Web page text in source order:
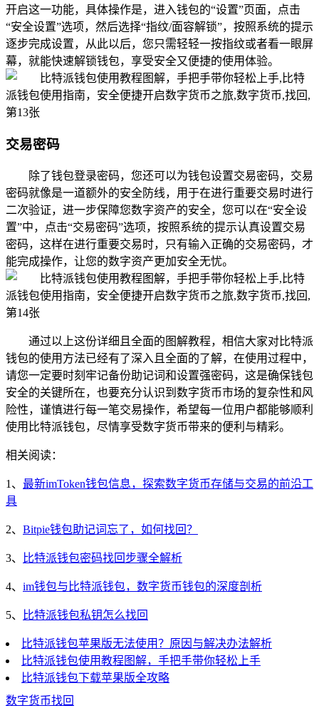
开启这一功能，具体操作是，进入钱包的“设置”页面，点击
“安全设置”选项，然后选择“指纹/面容解锁”，按照系统的提示
逐步完成设置，从此以后，您只需轻轻一按指纹或者看一眼屏
幕，就能快速解锁钱包，享受安全又便捷的使用体验。
交易密码
除了钱包登录密码，您还可以为钱包设置交易密码，交易
密码就像是一道额外的安全防线，用于在进行重要交易时进行
二次验证，进一步保障您数字资产的安全，您可以在“安全设
置”中，点击“交易密码”选项，按照系统的提示认真设置交易
密码，这样在进行重要交易时，只有输入正确的交易密码，才
能完成操作，让您的数字资产更加安全无忧。
通过以上这份详细且全面的图解教程，相信大家对比特派
钱包的使用方法已经有了深入且全面的了解，在使用过程中，
请您一定要时刻牢记备份助记词和设置强密码，这是确保钱包
安全的关键所在，也要充分认识到数字货币市场的复杂性和风
险性，谨慎进行每一笔交易操作，希望每一位用户都能够顺利
使用比特派钱包，尽情享受数字货币带来的便利与精彩。
相关阅读：
1、 最新imToken钱包信息，探索数字货币存储与交易的前沿工
具
2、 Bitpie钱包助记词忘了，如何找回？
3、 比特派钱包密码找回步骤全解析
4、 im钱包与比特派钱包，数字货币钱包的深度剖析
5、 比特派钱包私钥怎么找回
比特派钱包苹果版无法使用？原因与解决办法解析
比特派钱包使用教程图解，手把手带你轻松上手
比特派钱包下载苹果版全攻略
数字货币找回